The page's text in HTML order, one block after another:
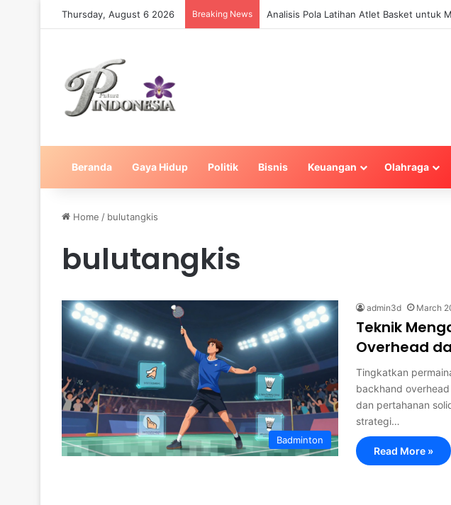
Thursday, August 6 2026 Breaking News Analisis Pola Latihan Atlet Basket untuk
Beranda Gaya Hidup Politik Bisnis Keuangan Olahraga
Home / bulutangkis
bulutangkis
Badminton
admin3d March
Teknik
Overhead
Tingkatkan
backhand
dan pertahanan
strategi…
Read More »